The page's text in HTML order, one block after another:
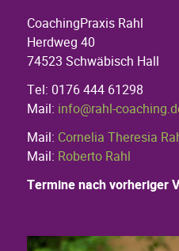
CoachingPraxis Rahl
Herdweg 40
74523 Schwäbisch Hall
Tel: 0176 444 61298
Mail: info@rahl-
Mail: Cornelia Theresia
Mail: Roberto Rahl
Termine nach vorheriger